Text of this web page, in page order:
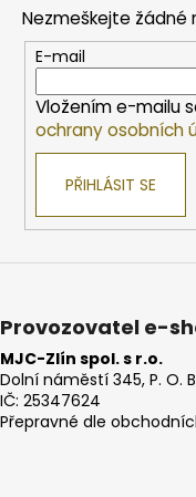
Nezmeškejte žádné
E-mail
Vložením e-mailu
ochrany osobních
PŘIHLÁSIT SE
Provozovatel e-
MJC-Zlín spol. s r.o.
Dolní náměstí 345, P. O.
IČ: 25347624
Přepravné dle